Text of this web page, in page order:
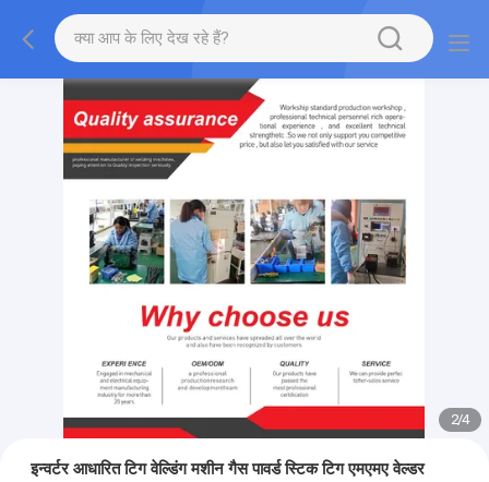
2/4
इन्वर्टर आधारित टिग वेल्डिंग मशीन गैस पावर्ड स्टिक टिग एमएमए वेल्डर